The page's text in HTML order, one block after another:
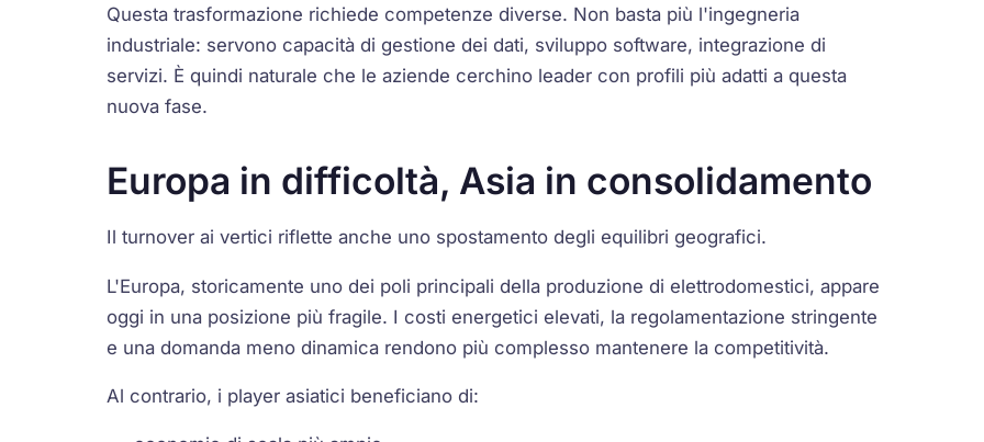
Questa trasformazione richiede competenze diverse. Non basta più l'ingegneria
industriale: servono capacità di gestione dei dati, sviluppo software, integrazione di
servizi. È quindi naturale che le aziende cerchino leader con profili più adatti a questa
nuova fase.
Europa in difficoltà, Asia in consolidamento
Il turnover ai vertici riflette anche uno spostamento degli equilibri geografici.
L'Europa, storicamente uno dei poli principali della produzione di elettrodomestici, appare
oggi in una posizione più fragile. I costi energetici elevati, la regolamentazione stringente
e una domanda meno dinamica rendono più complesso mantenere la competitività.
Al contrario, i player asiatici beneficiano di: